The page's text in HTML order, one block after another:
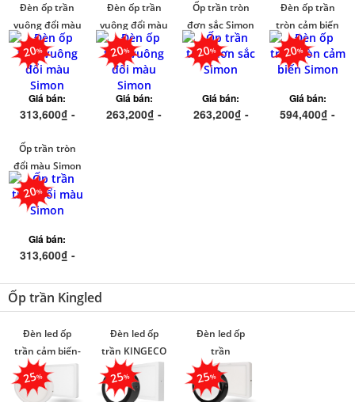
Đèn ốp trần
vuông đổi màu
Simon
20
Giá bán:
313,600₫ -
Đèn ốp trần
vuông đổi màu
Simon
20
Giá bán:
263,200₫ -
Ốp trần tròn
đơn sắc Simon
20
Giá bán:
263,200₫ -
Đèn ốp trần
tròn cảm biến
Simon
20
Giá bán:
594,400₫ -
Ốp trần tròn
đổi màu Simon
20
Giá bán:
313,600₫ -
Ốp trần Kingled
Đèn led ốp
trần cảm biến-
Kingled
25
Đèn led ốp
trần KINGECO
25
Đèn led ốp
trần
Moonstone -
Kingled
25